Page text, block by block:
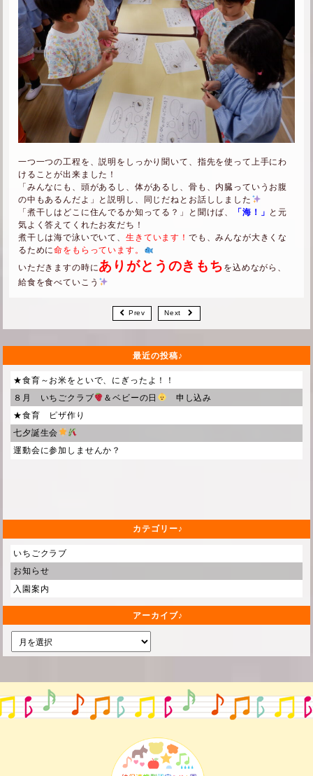
一つ一つの工程を、説明をしっかり聞いて、指先を使って上手にわ
けることが出来ました！
「みんなにも、頭があるし、体があるし、骨も、内臓っていうお腹
の中もあるんだよ」と説明し、同じだねとお話ししました
「煮干しはどこに住んでるか知ってる？」と聞けば、
「海！」 と元
気よく答えてくれたお友だち！
煮干しは海で泳いでいて、 生きています！ でも、みんなが大きくな
るために命をもらっています。
いただきますの時にありがとうのきもち を込めながら、
給食を食べていこう
Prev Next
最近の投稿
★食育～お米をといで、にぎったよ！！
８月 いちごクラブ
＆ベビーの日
申し込み
★食育 ピザ作り
七夕誕生会
運動会に参加しませんか？
カテゴリー
いちごクラブ
お知らせ
入園案内
アーカイブ